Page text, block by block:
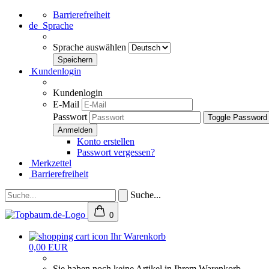
Barrierefreiheit
de Sprache
Sprache auswählen
Kundenlogin
Kundenlogin
E-Mail
Passwort
Toggle
Konto erstellen
Passwort vergessen?
Merkzettel
Barrierefreiheit
Suche...
0
Ihr Warenkorb
0,00 EUR